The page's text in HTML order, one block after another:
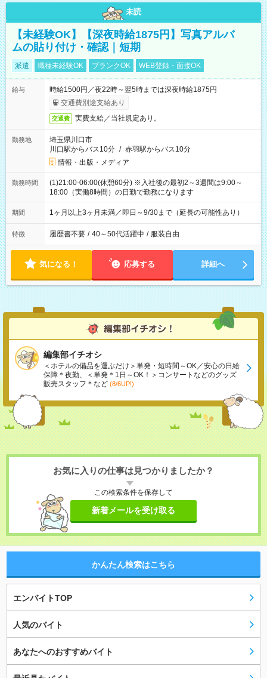
未読
【未経験OK】【深夜時給1875円】写真アルバ
ムの貼り付け・確認｜短期
派遣 職種未経験OK ブランクOK WEB登録・面接OK
給与
時給1500円／夜22時～翌5時までは深夜時給1875円
交通費別途支給あり
交通費 実費支給／当社規定あり。
勤務地
埼玉県川口市
川口駅からバス10分 / 赤羽駅からバス10分
情報・出版・メディア
勤務時間
(1)21:00-06:00(休憩60分) ※入社後の最初2～3週間は9:00～
18:00（実働8時間）の日勤で勤務になります
期間 1ヶ月以上3ヶ月未満／即日～9/30まで（延長の可能性あり）
特徴 履歴書不要 / 40～50代活躍中 / 服装自由
気になる！ 応募する 詳細へ
編集部イチオシ
＜ホテルの備品を運ぶだけ＞単発・短時間～OK／安心の日給
保障＊夜勤、＜単発＊1日～OK！＞コンサートなどのグッズ
販売スタッフ＊など (8/6UP!)
お気に入りの仕事は見つかりましたか？
この検索条件を保存して
新着メールを受け取る
かんたん検索はこちら
エンバイトTOP
人気のバイト
あなたへのおすすめバイト